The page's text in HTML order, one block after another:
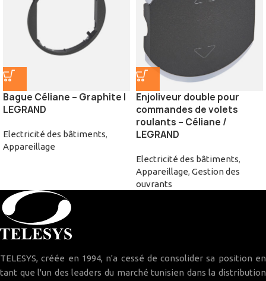
Bague Céliane – Graphite |
LEGRAND
Electricité des bâtiments,
Appareillage
Enjoliveur double pour
commandes de volets
roulants – Céliane /
LEGRAND
Electricité des bâtiments,
Appareillage, Gestion des
ouvrants
TELESYS, créée en 1994, n'a cessé de consolider sa position en
tant que l'un des leaders du marché tunisien dans la distribution